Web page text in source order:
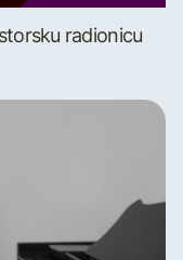
radionicu